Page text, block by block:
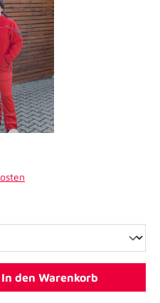
In den Warenkorb